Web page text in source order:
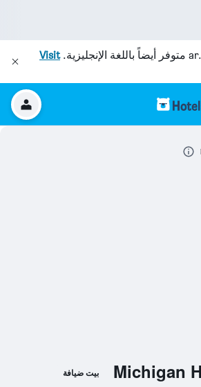
متوفر أيضاً باللغة الإنجليزية.Visit
Michigan بيت ضيافة